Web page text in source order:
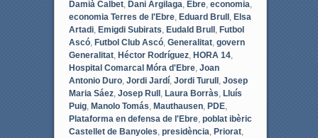
Damià Calbet, Dani Argilaga, Ebre, economia,
economia Terres de l'Ebre, Eduard Brull , Elsa
Artadi, Emigdi Subirats, Eudald Brull , Futbol
Ascó, Futbol Club Ascó, Generalitat, govern
Generalitat, Héctor Rodríguez, HORA 14,
Hospital Comarcal Móra d'Ebre, Joan
Antonio Duro, Jordi Jardí, Jordi Turull , Josep
Maria Sáez, Josep Rull , Laura Borràs, Lluís
Puig, Manolo Tomás, Mauthausen, PDE,
Plataforma en defensa de l'Ebre, poblat ibèric
Castellet de Banyoles, presidència, Priorat,